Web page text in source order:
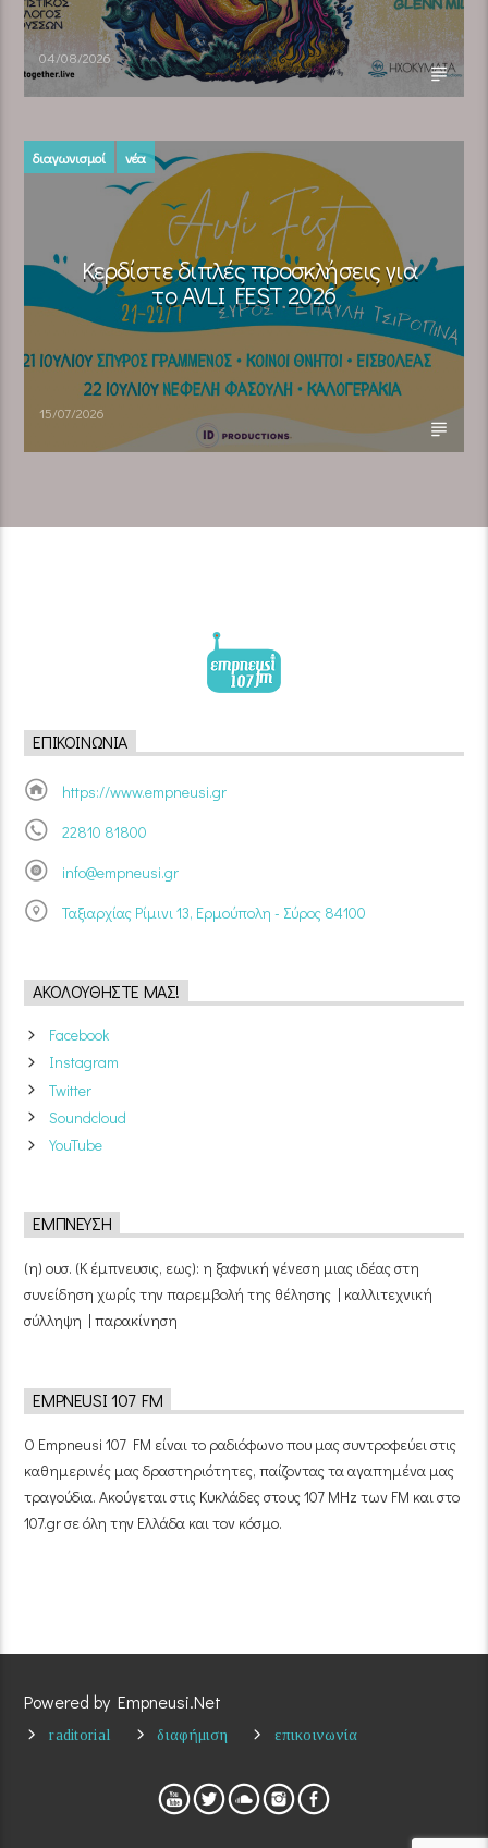
04/08/2026
διαγωνισμοί νέα
Κερδίστε διπλές προσκλήσεις για
το AVLI FEST 2026
15/07/2026
ΕΠΙΚΟΙΝΩΝΊΑ
https://www.empneusi.gr
22810 81800
info@empneusi.gr
Ταξιαρχίας Ρίμινι 13, Ερμούπολη - Σύρος 84100
ΑΚΟΛΟΥΘΉΣΤΕ ΜΑΣ!
Facebook
Instagram
Twitter
Soundcloud
YouTube
ΈΜΠΝΕΥΣΗ
(η) ουσ. (Κ έμπνευσις, εως): η ξαφνική γένεση μιας ιδέας στη
συνείδηση χωρίς την παρεμβολή της θέλησης | καλλιτεχνική
σύλληψη | παρακίνηση
EMPNEUSI 107 FM
Ο Empneusi 107 FM είναι το ραδιόφωνο που μας συντροφεύει στις
καθημερινές μας δραστηριότητες, παίζοντας τα αγαπημένα μας
τραγούδια. Ακούγεται στις Κυκλάδες στους 107 MHz των FM και στο
107.gr σε όλη την Ελλάδα και τον κόσμο.
Powered by Empneusi.Net
raditorial διαφήμιση επικοινωνία